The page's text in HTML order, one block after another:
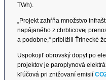
TWh).
„Projekt zahŕňa množstvo
napájaného z chrbticovej
a podobne,“ priblížili Ťrinecké
Uspokojiť obrovský dopyt po
projektov je paroplynová
kľúčová pri znižovaní emisií